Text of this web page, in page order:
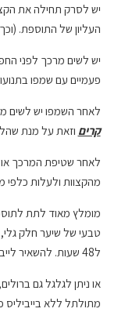
יש לסרק תחילה את
העליון של התוספת.
יש לשים מרכך לפני
פעמיים עם שמפו
לאחר השמפו יש לשים
קרים וזאת על מנת
לאחר שטיפת המרכך
מהקצוות ולעלות כלפי
מומלץ מאוד לתת
טבעי של שיער חלק
ל48 שעות. להשאיר לייבוש באויר הטבעי ורק אז לשחרר ולסרק מעט .
מתולתל ללא בייביליס